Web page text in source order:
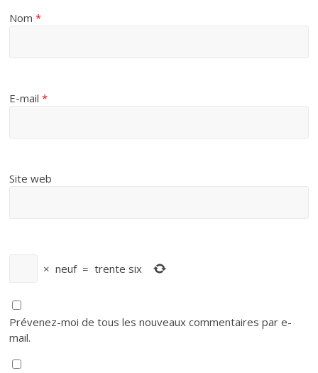
Nom*
E-mail*
Site web
× neuf = trente six
Prévenez-moi de tous les nouveaux commentaires par e-
mail.